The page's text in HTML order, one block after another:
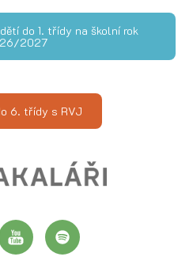
do 1. třídy na školní rok
2027
6. třídy s RVJ